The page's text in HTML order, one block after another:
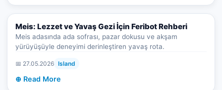
Meis: Lezzet ve Yavaş Gezi İçin Feribot Rehberi
Meis adasında ada sofrası, pazar dokusu ve akşam
yürüyüşüyle deneyimi derinleştiren yavaş rota.
📅 27.05.2026 Island
⊕ Read More